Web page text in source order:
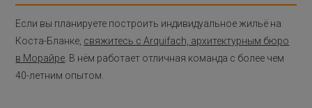
Если вы планируете построить индивидуальное жильё на
Коста-Бланке, свяжитесь с Arquifach, архитектурным бюро
в Морайре. В нём работает отличная команда с более чем
40-летним опытом.